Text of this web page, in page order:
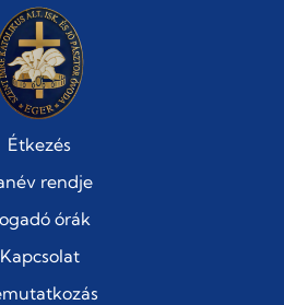
Étkezés
rendje
órák
Kapcsolat